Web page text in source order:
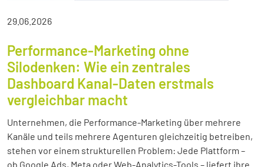
29.06.2026
Performance-Marketing ohne
Silodenken: Wie ein zentrales
Dashboard Kanal-Daten erstmals
vergleichbar macht
Unternehmen, die Performance-Marketing über mehrere
Kanäle und teils mehrere Agenturen gleichzeitig betreiben,
stehen vor einem strukturellen Problem: Jede Plattform –
ob Google Ads, Meta oder Web-Analytics-Tools – liefert ihre